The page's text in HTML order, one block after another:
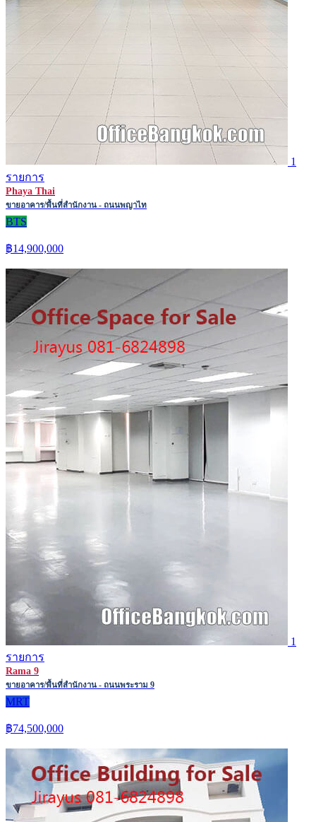
1
รายการ
Phaya Thai
ขายอาคาร/พื้นที่สำนักงาน - ถนนพญาไท
BTS
฿14,900,000
1
รายการ
Rama 9
ขายอาคาร/พื้นที่สำนักงาน - ถนนพระราม 9
MRT
฿74,500,000